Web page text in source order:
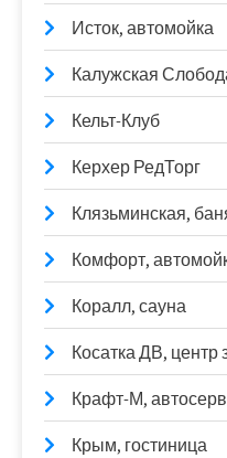
Исток, автомойка
Калужская
Кельт-Клуб
Керхер РедТорг
Клязьминская,
Комфорт,
Коралл, сауна
Косатка ДВ, центр
Крафт-М,
Крым, гостиница